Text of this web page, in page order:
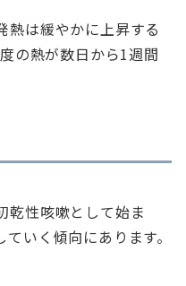
熱は緩やかに上昇する
の熱が数日から1週間
乾性咳嗽として始ま
いく傾向にあります。